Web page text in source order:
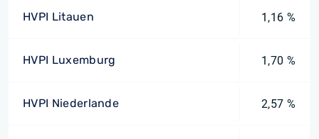
HVPI Litauen 1,16 %
HVPI Luxemburg 1,70 %
HVPI Niederlande 2,57 %